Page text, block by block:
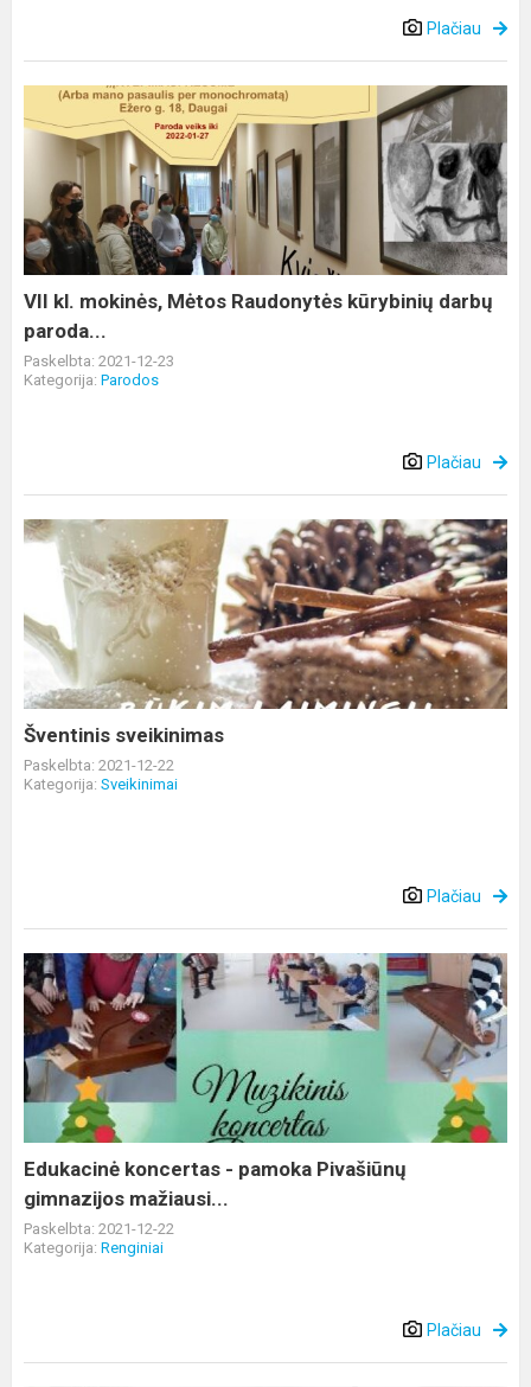
Plačiau
kl.
mokinės,
Mėtos
Raudonytės
kūrybinių
darbų
paroda...
VII kl. mokinės, Mėtos Raudonytės kūrybinių darbų
paroda...
Paskelbta: 2021-12-23
Kategorija: Parodos
Plačiau
Šventinis
sveikinimas
Šventinis sveikinimas
Paskelbta: 2021-12-22
Kategorija: Sveikinimai
Plačiau
Edukacinė
koncertas
-
pamoka
Pivašiūnų
gimnazijos
mažiausi...
Edukacinė koncertas - pamoka Pivašiūnų
gimnazijos mažiausi...
Paskelbta: 2021-12-22
Kategorija: Renginiai
Plačiau